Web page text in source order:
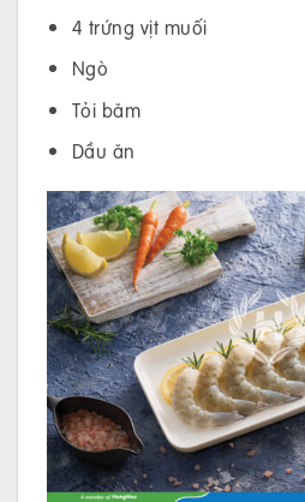
4 trứng vịt muối
Ngò
Tỏi băm
Dầu ăn